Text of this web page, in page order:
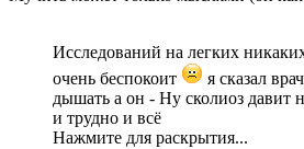
Исследований на легких
очень беспокоит
я сказал
дышать а он - Ну сколиоз давит
и трудно и всё
Нажмите для раскрытия...